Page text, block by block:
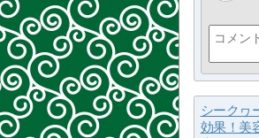
シークヮ
効果！美